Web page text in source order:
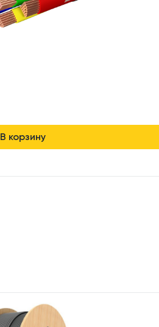
В корзину